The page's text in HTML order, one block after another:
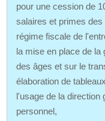
pour une cession de
salaires et primes
régime fiscale de
la mise en place de
des âges et sur le
élaboration de
l'usage de la direction
personnel,